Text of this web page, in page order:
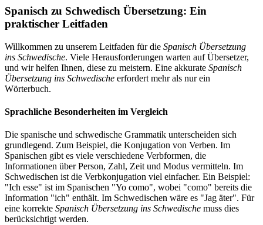
Spanisch zu Schwedisch Übersetzung: Ein
praktischer Leitfaden
Willkommen zu unserem Leitfaden für die Spanisch Übersetzung
ins Schwedische. Viele Herausforderungen warten auf Übersetzer,
und wir helfen Ihnen, diese zu meistern. Eine akkurate Spanisch
Übersetzung ins Schwedische erfordert mehr als nur ein
Wörterbuch.
Sprachliche Besonderheiten im Vergleich
Die spanische und schwedische Grammatik unterscheiden sich
grundlegend. Zum Beispiel, die Konjugation von Verben. Im
Spanischen gibt es viele verschiedene Verbformen, die
Informationen über Person, Zahl, Zeit und Modus vermitteln. Im
Schwedischen ist die Verbkonjugation viel einfacher. Ein Beispiel:
"Ich esse" ist im Spanischen "Yo como", wobei "como" bereits die
Information "ich" enthält. Im Schwedischen wäre es "Jag äter". Für
eine korrekte Spanisch Übersetzung ins Schwedische muss dies
berücksichtigt werden.